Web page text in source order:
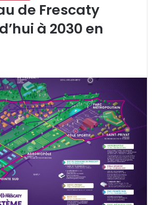
de Frescaty
à 2030 en